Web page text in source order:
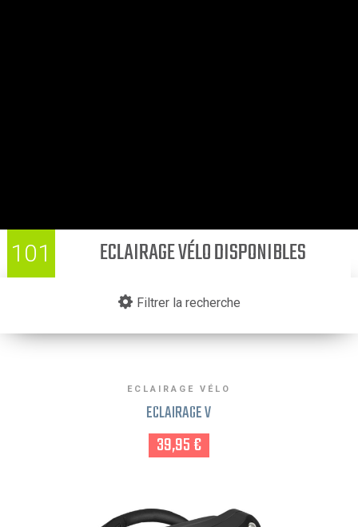
101 ECLAIRAGE VÉLO DISPONIBLES
Filtrer la recherche
ECLAIRAGE VÉLO
ECLAIRAGE V
39,95 €